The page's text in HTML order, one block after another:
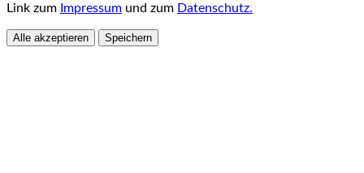
Link zum Impressum und zum Datenschutz.
Alle akzeptieren Speichern